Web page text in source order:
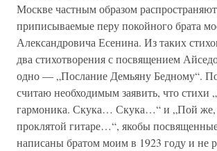
Москве частным образом
приписываемые перу покойного брата
Александровича Есенина. Из таких
два стихотворения с посвящением
одно — „Послание Демьяну Бедному“.
считаю необходимым заявить, что стихи
гармоника. Скука… Скука…“ и „Пой
проклятой гитаре…“, якобы
написаны братом моим в 1923 году и не